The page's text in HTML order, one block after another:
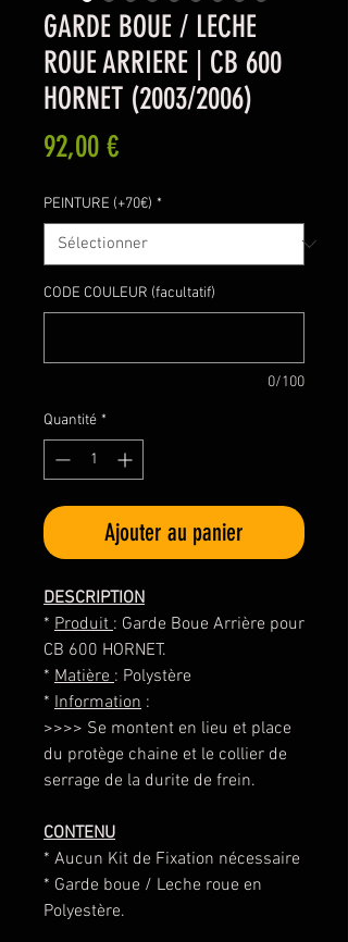
GARDE BOUE / LECHE
ROUE ARRIERE | CB 600
HORNET (2003/2006)
92,00 €Prix
PEINTURE (+70€) *
CODE COULEUR (facultatif)
0/100
Quantité *
Ajouter au panier
DESCRIPTION
* Produit : Garde Boue Arrière pour
CB 600 HORNET.
* Matière : Polystère
* Information :
>>>> Se montent en lieu et place
du protège chaine et le collier de
serrage de la durite de frein.
CONTENU
* Aucun Kit de Fixation nécessaire
* Garde boue / Leche roue en
Polyestère.